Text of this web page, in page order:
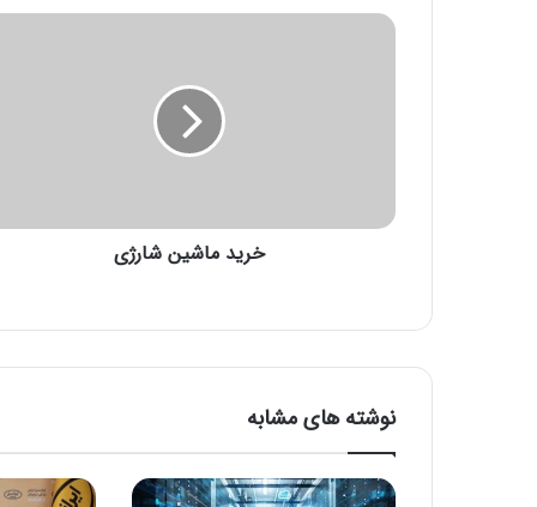
خ
ن
ژ
خرید ماشین شارژی
نوشته های مشابه